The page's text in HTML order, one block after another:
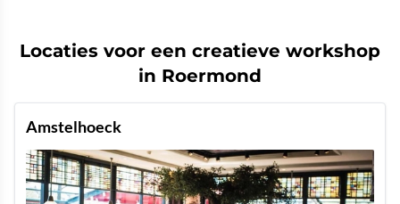
Locaties voor een creatieve workshop
in Roermond
Amstelhoeck